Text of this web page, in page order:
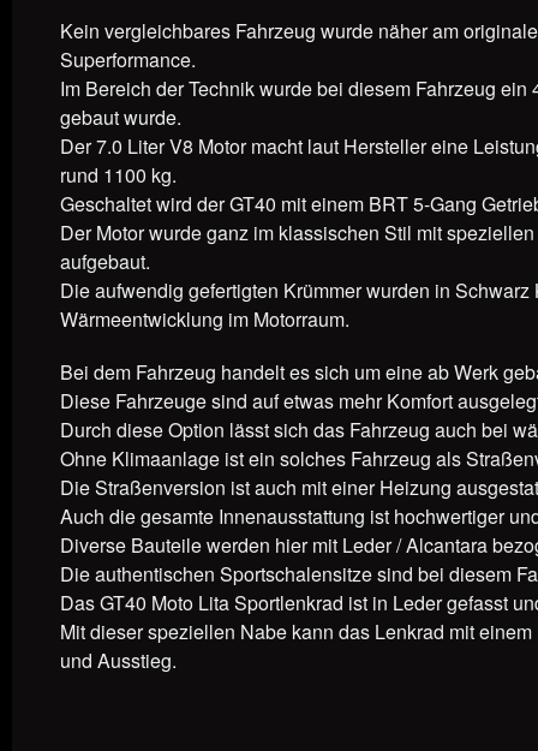
Kein vergleichbares Fahrzeug wurde näher am
Superformance.
Im Bereich der Technik wurde bei diesem Fahrzeug
gebaut wurde.
Der 7.0 Liter V8 Motor macht laut Hersteller eine
rund 1100 kg.
Geschaltet wird der GT40 mit einem BRT 5-Gang
Der Motor wurde ganz im klassischen Stil mit
aufgebaut.
Die aufwendig gefertigten Krümmer wurden in
Wärmeentwicklung im Motorraum.
Bei dem Fahrzeug handelt es sich um eine ab Werk
Diese Fahrzeuge sind auf etwas mehr Komfort
Durch diese Option lässt sich das Fahrzeug auch bei
Ohne Klimaanlage ist ein solches Fahrzeug als
Die Straßenversion ist auch mit einer Heizung
Auch die gesamte Innenausstattung ist hochwertiger
Diverse Bauteile werden hier mit Leder / Alcantara
Die authentischen Sportschalensitze sind bei diesem
Das GT40 Moto Lita Sportlenkrad ist in Leder gefasst
Mit dieser speziellen Nabe kann das Lenkrad mit
und Ausstieg.